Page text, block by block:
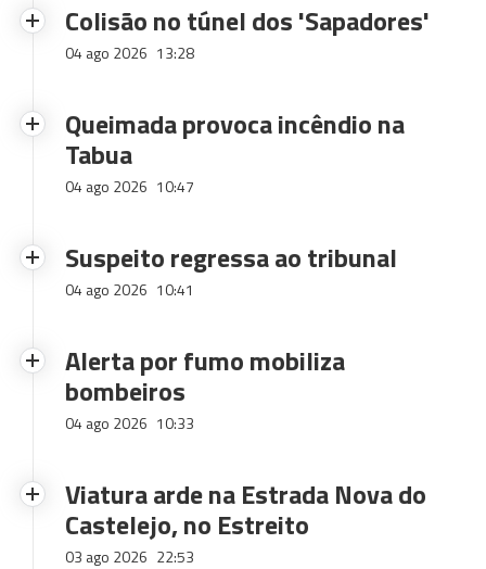
Colisão no túnel dos 'Sapadores'
04 ago 2026 13:28
Queimada provoca incêndio na
Tabua
04 ago 2026 10:47
Suspeito regressa ao tribunal
04 ago 2026 10:41
Alerta por fumo mobiliza
bombeiros
04 ago 2026 10:33
Viatura arde na Estrada Nova do
Castelejo, no Estreito
03 ago 2026 22:53